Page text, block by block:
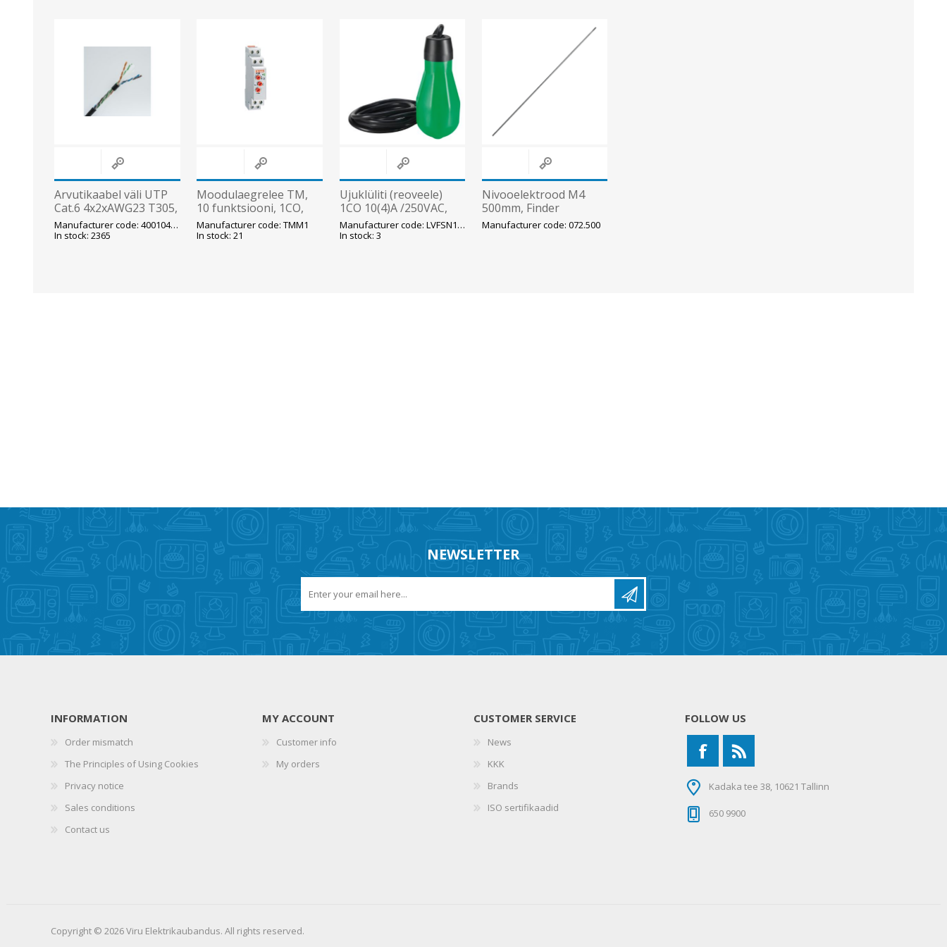
Arvutikaabel väli UTP
Cat.6 4x2xAWG23 T305,
must (400104/400172)Manufacturer code: 400104/400172
In stock: 2365
Moodulaegrelee TM,
10 funktsiooni, 1CO,
0.1s-240h, 12-
240VAC/DC, Lovato
Manufacturer code: TMM1
In stock: 21
Ujuklüliti (reoveele)
1CO 10(4)A /250VAC,
IP68 , max 50C, kaabel
neopreen 3x1.0, 10m,
Manufacturer code: LVFSN1B10
In stock: 3
Nivooelektrood M4
500mm, Finder
Manufacturer code: 072.500
NEWSLETTER
INFORMATION
Order mismatch
The Principles of Using Cookies
Privacy notice
Sales conditions
Contact us
MY ACCOUNT
Customer info
My orders
CUSTOMER SERVICE
News
KKK
Brands
ISO sertifikaadid
FOLLOW US
Kadaka tee 38, 10621 Tallinn
650 9900
Copyright © 2026 Viru Elektrikaubandus. All rights reserved.